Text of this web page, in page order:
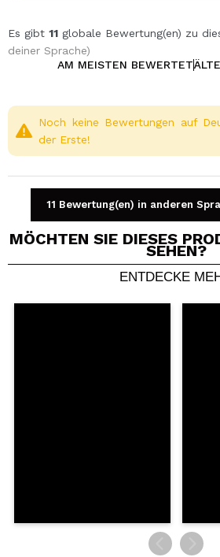
Es gibt 11 globale Bewertung(en) zu
deiner Sprache)
AM MEISTEN BEWERTET
Ein Video oder Foto
Dein Video könnte das erste sein.
Noch keine Bewertungen auf
der Erste!
11 Bewertung(en) in anderen
MÖCHTEN SIE DIESES
SEHEN?
ENTDECKE